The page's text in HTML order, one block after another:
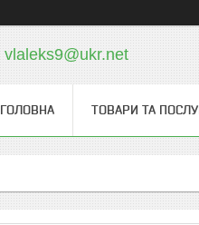
vlaleks9@ukr.net
ГОЛОВНА ТОВАРИ ТА